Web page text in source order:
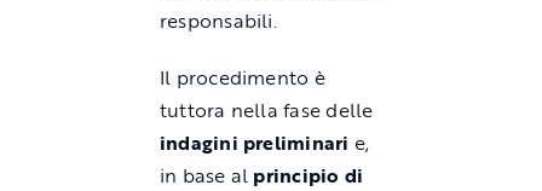
responsabili.
Il procedimento è
tuttora nella fase delle
indagini preliminari e,
in base al principio di